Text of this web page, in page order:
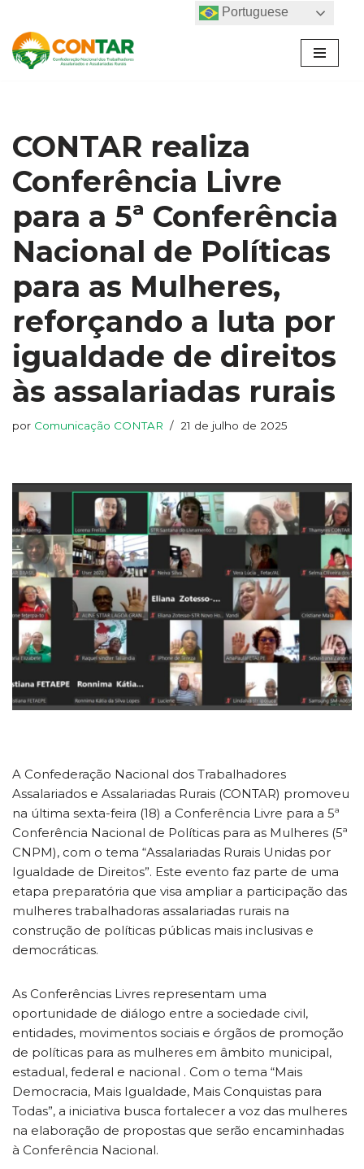
Pular
para
CONTAR realiza
Conferência Livre
para a 5ª Conferência
Nacional de Políticas
para as Mulheres,
reforçando a luta por
igualdade de direitos
às assalariadas rurais
por Comunicação CONTAR 21 de julho de 2025
A Confederação Nacional dos Trabalhadores
Assalariados e Assalariadas Rurais (CONTAR) promoveu
na última sexta-feira (18) a Conferência Livre para a 5ª
Conferência Nacional de Políticas para as Mulheres (5ª
CNPM), com o tema “Assalariadas Rurais Unidas por
Igualdade de Direitos”. Este evento faz parte de uma
etapa preparatória que visa ampliar a participação das
mulheres trabalhadoras assalariadas rurais na
construção de políticas públicas mais inclusivas e
democráticas.
As Conferências Livres representam uma
oportunidade de diálogo entre a sociedade civil,
entidades, movimentos sociais e órgãos de promoção
de políticas para as mulheres em âmbito municipal,
estadual, federal e nacional . Com o tema “Mais
Democracia, Mais Igualdade, Mais Conquistas para
Todas”, a iniciativa busca fortalecer a voz das mulheres
na elaboração de propostas que serão encaminhadas
à Conferência Nacional.
Portuguese